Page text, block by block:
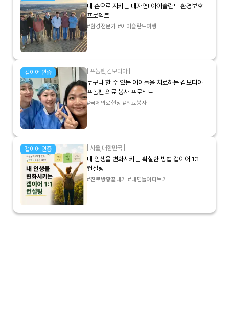
내 손으로 지키는 대자연! 아이슬란드 환경보호
프로젝트
#환경전문가 #아이슬란드여행
갭이어 인증 프놈펜 캄보디아|
누구나 할 수 있는 아이들을 치료하는 캄보디아
프놈펜 의료 봉사 프로젝트
#국제의료현장 #의료봉사
갭이어 인증 서울 대한민국
내 인생을 변화시키는 확실한 방법 갭이어 1:1
컨설팅
#진로방황끝내기 #내면들여다보기